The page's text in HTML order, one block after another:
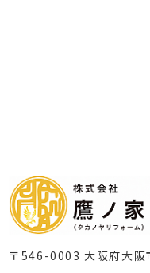
〒546-0003 大阪府大